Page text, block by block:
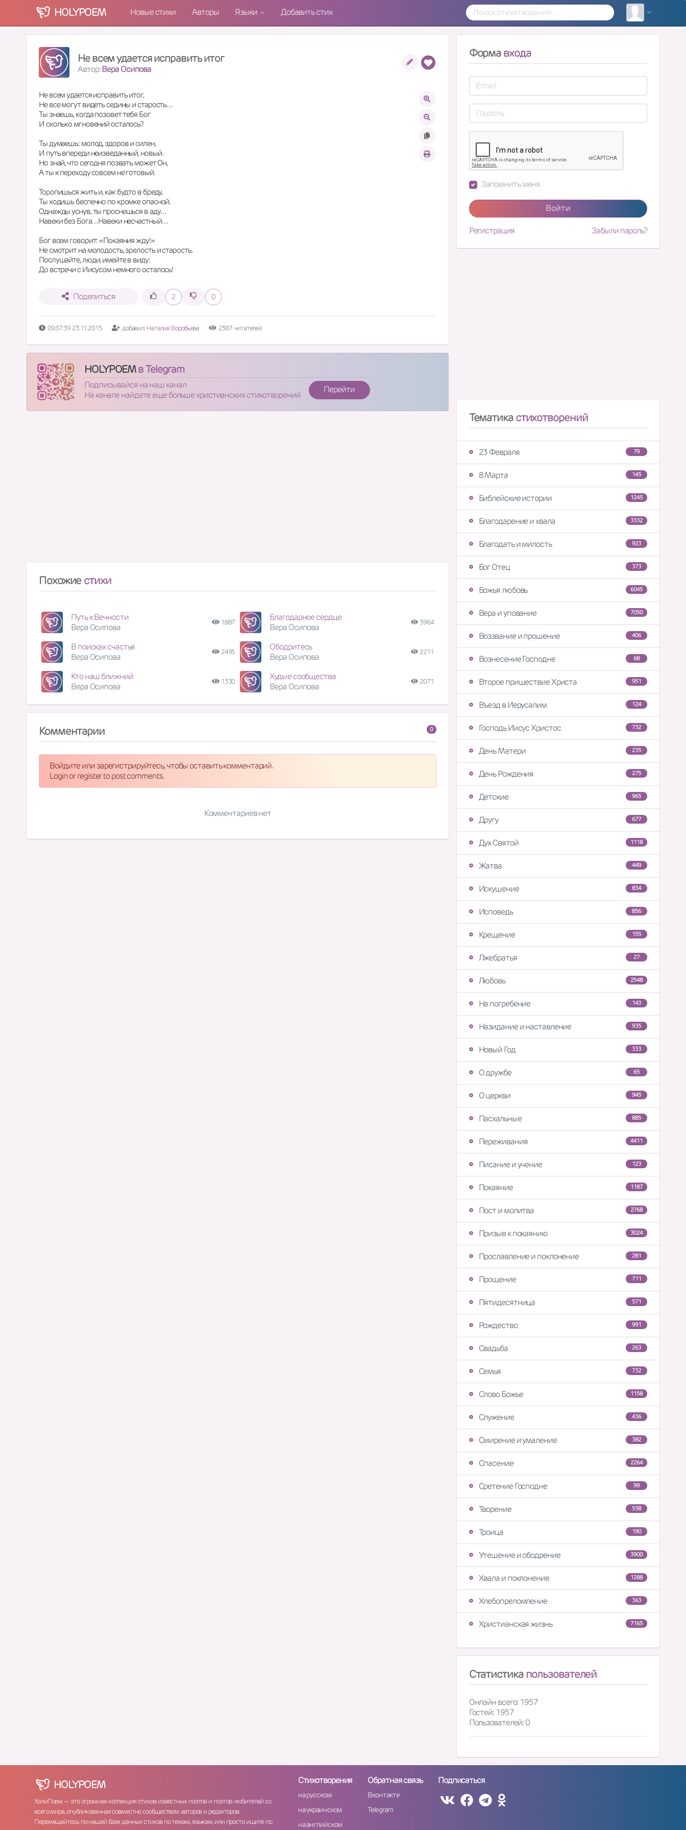
HOLYPOEM Новые стихи Авторы Языки Добавить стих
Не всем удается исправить итог
Автор:Вера Осипова
Не всем удается исправить итог,
Не все могут видеть седины и старость…
Ты знаешь, когда позовет тебя Бог
И сколько мгновений осталось?
Ты думаешь: молод, здоров и силен,
И путь впереди неизведанный, новый.
Но знай, что сегодня позвать может Он,
А ты к переходу совсем не готовый.
Торопишься жить и, как будто в бреду,
Ты ходишь беспечно по кромке опасной.
Однажды уснув, ты проснешься в аду…
Навеки без Бога… Навеки несчастный…
Бог всем говорит: «Покаяния жду!»
Не смотрит на молодость, зрелость и старость.
Послушайте, люди, имейте в виду:
До встречи с Иисусом немного осталось!
Поделиться 2 0
09:37:39 23.11.2015 добавил: Наталия Воробьева 2387 читателей
HOLYPOEMв Telegram
Подписывайся на наш канал
На канале найдете еще больше христианских стихотворений
Перейти
Похожие стихи
Путь к Вечности
Вера Осипова
1887
Благодарное сердце
Вера Осипова
3964
В поисках счастья
Вера Осипова
2495
Ободритесь
Вера Осипова
2211
Кто наш ближний
Вера Осипова
1330
Худые сообщества
Вера Осипова
2071
0
Комментарии
Войдите или зарегистрируйтесь, чтобы оставить комментарий.
Login or register to post comments.
Комментариев нет
Форма входа
Запомнить меня
Войти
Регистрация Забыли пароль?
Тематикастихотворений
79
23 Февраля
145
8 Марта
1245
Библейские истории
3332
Благодарение и хвала
923
Благодать и милость
373
Бог Отец
6045
Божья любовь
7050
Вера и упование
406
Воззвание и прошение
68
Вознесение Господне
951
Второе пришествие Христа
124
Въезд в Иерусалим
732
Господь Иисус Христос
235
День Матери
275
День Рождения
965
Детские
677
Другу
1118
Дух Святой
449
Жатва
834
Искушение
856
Исповедь
155
Крещение
27
Лжебратья
2548
Любовь
143
На погребение
935
Назидание и наставление
333
Новый Год
65
О дружбе
945
О церкви
885
Пасхальные
4411
Переживания
123
Писание и учение
1187
Покаяние
2768
Пост и молитва
3024
Призыв к покаянию
281
Прославление и поклонение
711
Прощение
571
Пятидесятница
991
Рождество
263
Свадьба
732
Семья
1158
Слово Божье
436
Служение
382
Смирение и умаление
2264
Спасение
99
Сретение Господне
538
Творение
190
Троица
3900
Утешение и ободрение
1288
Хвала и поклонение
363
Хлебопреломление
7165
Христианская жизнь
Статистика пользователей
Онлайн всего: 1957
Гостей: 1957
Пользователей: 0
HOLYPOEM
ХолиПоем — это огромная коллекция стихов известных поэтов и поэтов-любителей со
всего мира, опубликованная совместно сообществом авторов и редакторов.
Перемещайтесь по нашей базе данных стихов по темам, языкам, или просто ищите по
Стихотворения
на русском
на украинском
на английском
Обратная связь
Вконтакте
Telegram
Подписаться